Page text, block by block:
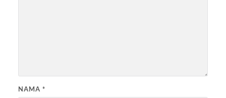
NAMA *